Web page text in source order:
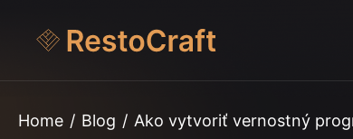
Home / Blog / Ako vytvoriť vernostný